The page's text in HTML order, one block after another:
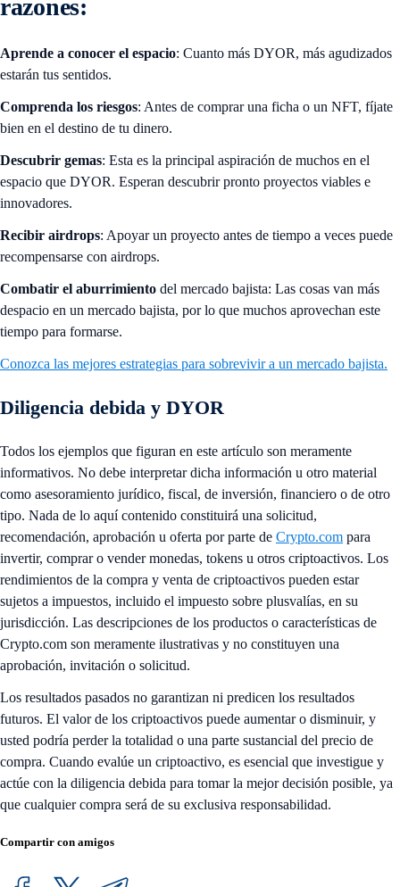
razones:
Aprende a conocer el espacio: Cuanto más DYOR, más agudizados
estarán tus sentidos.
Comprenda los riesgos: Antes de comprar una ficha o un NFT, fíjate
bien en el destino de tu dinero.
Descubrir gemas: Esta es la principal aspiración de muchos en el
espacio que DYOR. Esperan descubrir pronto proyectos viables e
innovadores.
Recibir airdrops: Apoyar un proyecto antes de tiempo a veces puede
recompensarse con airdrops.
Combatir el aburrimiento del mercado bajista: Las cosas van más
despacio en un mercado bajista, por lo que muchos aprovechan este
tiempo para formarse.
Conozca las mejores estrategias para sobrevivir a un mercado bajista.
Diligencia debida y DYOR
Todos los ejemplos que figuran en este artículo son meramente
informativos. No debe interpretar dicha información u otro material
como asesoramiento jurídico, fiscal, de inversión, financiero o de otro
tipo. Nada de lo aquí contenido constituirá una solicitud,
recomendación, aprobación u oferta por parte de Crypto.com para
invertir, comprar o vender monedas, tokens u otros criptoactivos. Los
rendimientos de la compra y venta de criptoactivos pueden estar
sujetos a impuestos, incluido el impuesto sobre plusvalías, en su
jurisdicción. Las descripciones de los productos o características de
Crypto.com son meramente ilustrativas y no constituyen una
aprobación, invitación o solicitud.
Los resultados pasados no garantizan ni predicen los resultados
futuros. El valor de los criptoactivos puede aumentar o disminuir, y
usted podría perder la totalidad o una parte sustancial del precio de
compra. Cuando evalúe un criptoactivo, es esencial que investigue y
actúe con la diligencia debida para tomar la mejor decisión posible, ya
que cualquier compra será de su exclusiva responsabilidad.
Compartir con amigos